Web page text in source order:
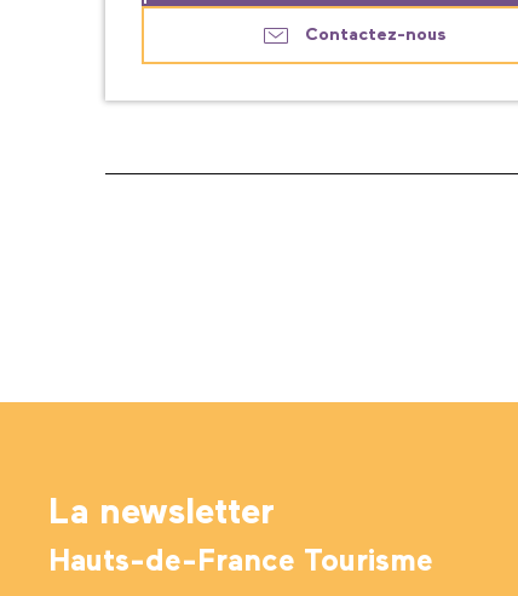
Contactez-nous
La newsletter
Hauts-de-France Tourisme